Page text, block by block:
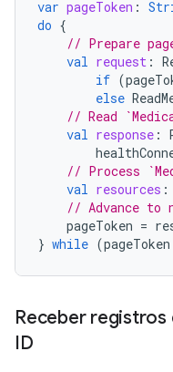
var pageToken :
do {
// Prepare
val request :
if (
else
// Read
val response :
// Process
val resources :
// Advance to
pageToken =
} while (pageToken
Receber registros
ID